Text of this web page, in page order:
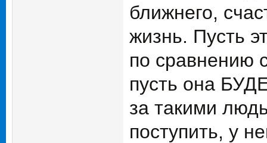
ближнего,
жизнь. Пусть
по сравнению
пусть она
за такими
поступить, у